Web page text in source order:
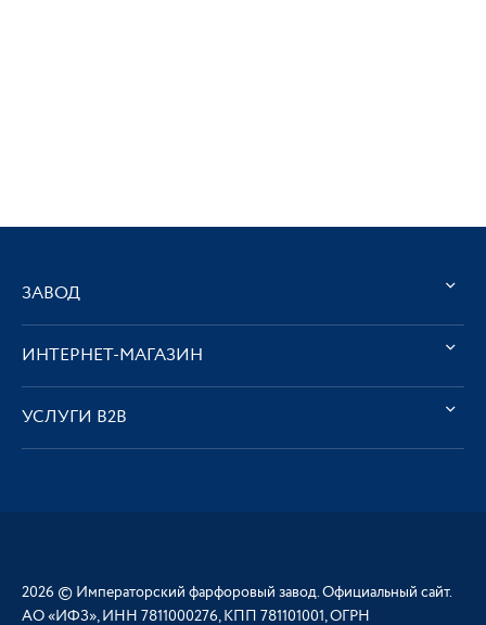
ЗАВОД
ИНТЕРНЕТ-МАГАЗИН
УСЛУГИ В2В
2026 © Императорский фарфоровый завод. Официальный сайт.
АО «ИФЗ», ИНН 7811000276, КПП 781101001, ОГРН